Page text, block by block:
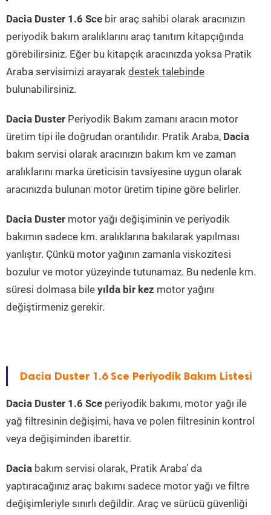
Dacia Duster 1.6 Sce bir araç sahibi olarak aracınızın
periyodik bakım aralıklarını araç tanıtım kitapçığında
görebilirsiniz. Eğer bu kitapçık aracınızda yoksa Pratik
Araba servisimizi arayarak destek talebinde
bulunabilirsiniz.
Dacia Duster Periyodik Bakım zamanı aracın motor
üretim tipi ile doğrudan orantılıdır. Pratik Araba, Dacia
bakım servisi olarak aracınızın bakım km ve zaman
aralıklarını marka üreticisin tavsiyesine uygun olarak
aracınızda bulunan motor üretim tipine göre belirler.
Dacia Duster motor yağı değişiminin ve periyodik
bakımın sadece km. aralıklarına bakılarak yapılması
yanlıştır. Çünkü motor yağının zamanla viskozitesi
bozulur ve motor yüzeyinde tutunamaz. Bu nedenle km.
süresi dolmasa bile yılda bir kez motor yağını
değiştirmeniz gerekir.
Dacia Duster 1.6 Sce Periyodik Bakım Listesi
Dacia Duster 1.6 Sce periyodik bakımı, motor yağı ile
yağ filtresinin değişimi, hava ve polen filtresinin kontrol
veya değişiminden ibarettir.
Dacia bakım servisi olarak, Pratik Araba’ da
yaptıracağınız araç bakımı sadece motor yağı ve filtre
değişimleriyle sınırlı değildir. Araç ve sürücü güvenliği